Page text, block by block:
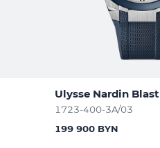
Ulysse Nardin Blast
1723-400-3A/03
199 900 BYN